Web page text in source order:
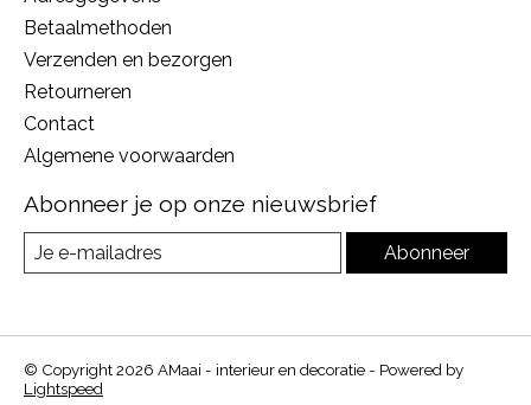
Betaalmethoden
Verzenden en bezorgen
Retourneren
Contact
Algemene voorwaarden
Abonneer je op onze nieuwsbrief
Abonneer
© Copyright 2026 AMaai - interieur en decoratie - Powered by
Lightspeed